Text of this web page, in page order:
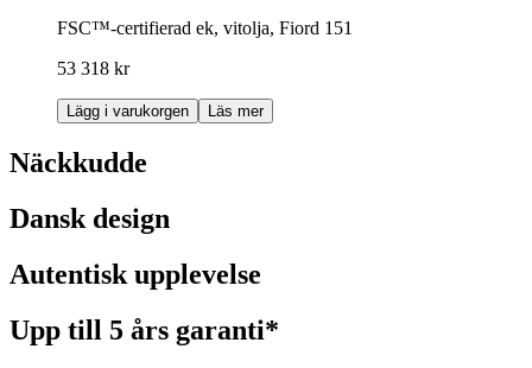
FSC™-certifierad ek, vitolja, Fiord 151
53 318 kr
Lägg i varukorgen Läs mer
Näckkudde
Dansk design
Autentisk upplevelse
Upp till 5 års garanti*